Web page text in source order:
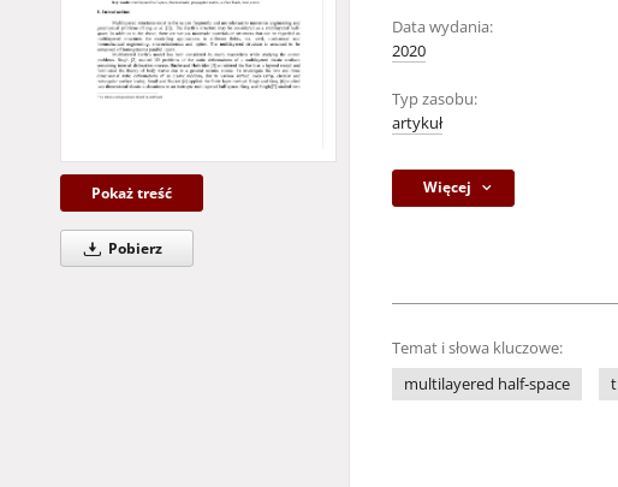
Pokaż treść
Pobierz
Data wydania:
2020
Typ zasobu:
artykuł
Więcej
Temat i słowa kluczowe:
multilayered half-space